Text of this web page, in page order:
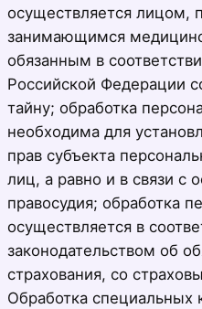
осуществляется лицом,
занимающимся
обязанным в
Российской Федерации
тайну; обработка
необходима для
прав субъекта
лиц, а равно и в связи с
правосудия; обработка
осуществляется в
законодательством об
страхования, со
Обработка специальных